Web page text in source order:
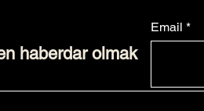
haberdar olmak
Email